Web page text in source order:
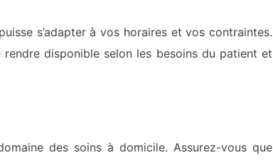
s’adapter à vos horaires et vos contraintes.
disponible selon les besoins du patient et
des soins à domicile. Assurez-vous que